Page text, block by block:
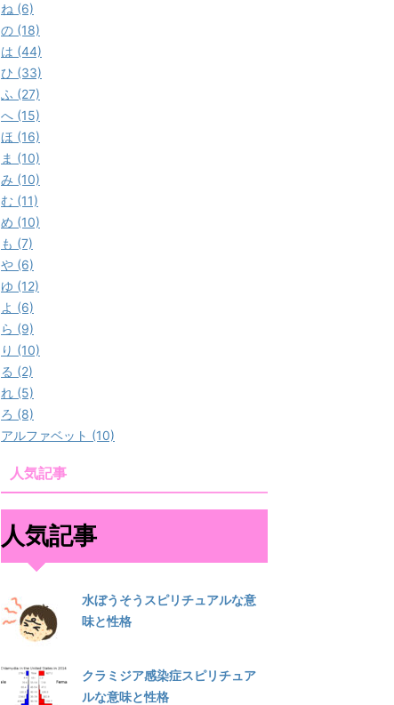
ね (6)
の (18)
は (44)
ひ (33)
ふ (27)
へ (15)
ほ (16)
ま (10)
み (10)
む (11)
め (10)
も (7)
や (6)
ゆ (12)
よ (6)
ら (9)
り (10)
る (2)
れ (5)
ろ (8)
アルファベット (10)
人気記事
人気記事
水ぼうそうスピリチュアルな意
味と性格
クラミジア感染症スピリチュア
ルな意味と性格